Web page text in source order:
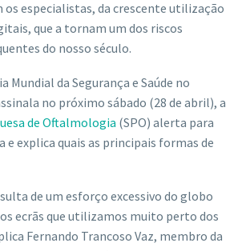
os especialistas, da crescente utilização
que a tornam um dos riscos
do nosso século.
Mundial da Segurança e Saúde no
no próximo sábado (28 de abril), a
de Oftalmologia (SPO) alerta para
explica quais as principais formas de
de um esforço excessivo do globo
ecrãs que utilizamos muito perto dos
Fernando Trancoso Vaz, membro da